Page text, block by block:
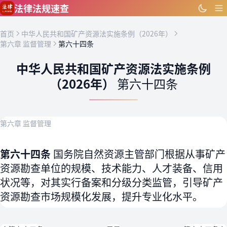
跳到主要内容
法律法规速查
首页
中华人民共和国矿产资源法实施条例（2026年）
第六章 监督管理
第六十四条
中华人民共和国矿产资源法实施条例
（2026年） 第六十四条
第六章 监督管理
第六十四条 国务院自然资源主管部门根据从事矿产
资源勘查单位的规模、技术能力、人才装备、信用
状况等，对其实行备案和分级分类监管，引导矿产
资源勘查市场规模化发展，提升专业化水平。